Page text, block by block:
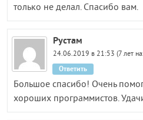
только не делал. Спасибо вам.
Рустам
24.06.2019 в 21:53 (7 лет
Большое спасибо! Очень
хороших программистов.
Ответить